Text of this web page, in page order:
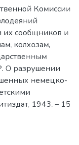
Комиссии
их сообщников и
колхозам,
О разрушении
немецко-
1943. – 15